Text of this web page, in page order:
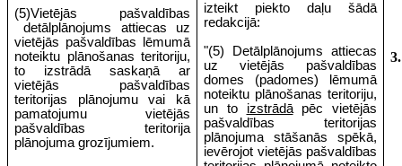
(5)Vietējās pašvaldības
detālplānojums attiecas uz
vietējās pašvaldības lēmumā
noteiktu plānošanas teritoriju,
to izstrādā saskaņā ar
vietējās pašvaldības
teritorijas plānojumu vai kā
pamatojumu vietējās
pašvaldības teritorija
plānojuma grozījumiem.
izteikt piekto daļu šādā
redakcijā:
"(5) Detālplānojums attiecas
uz vietējās pašvaldības
domes (padomes) lēmumā
noteiktu plānošanas teritoriju,
un to izstrādāpēc vietējās
pašvaldības teritorijas
plānojuma stāšanās spēkā,
ievērojot vietējās pašvaldības
3.